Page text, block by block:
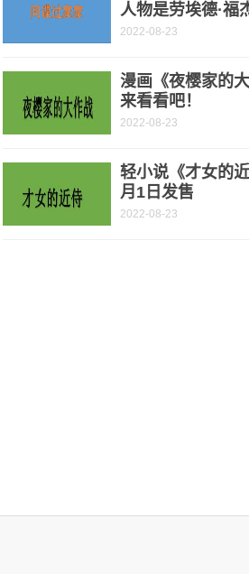
人物是劳埃德·福
2022-08-23
漫画《夜樱家的
来看看吧！
2022-08-23
轻小说《才女的
月1日发售
2022-08-23